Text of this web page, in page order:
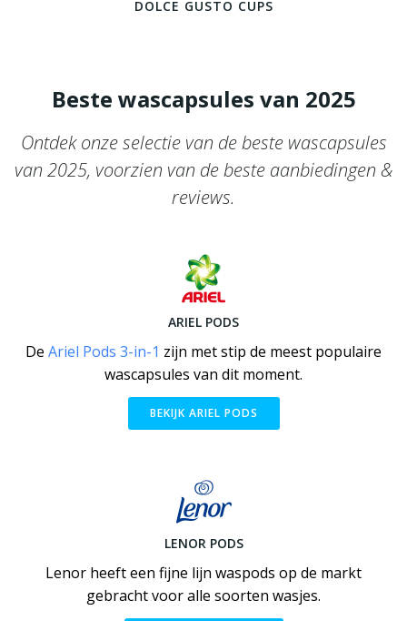
DOLCE GUSTO CUPS
Beste wascapsules van 2025
Ontdek onze selectie van de beste wascapsules
van 2025, voorzien van de beste aanbiedingen &
reviews.
ARIEL PODS
De Ariel Pods 3-in-1 zijn met stip de meest populaire
wascapsules van dit moment.
BEKIJK ARIEL PODS
LENOR PODS
Lenor heeft een fijne lijn waspods op de markt
gebracht voor alle soorten wasjes.